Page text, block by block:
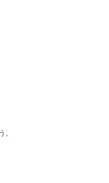
。